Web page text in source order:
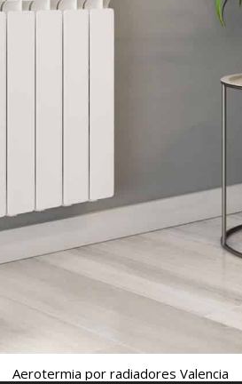
Aerotermia por radiadores Valencia